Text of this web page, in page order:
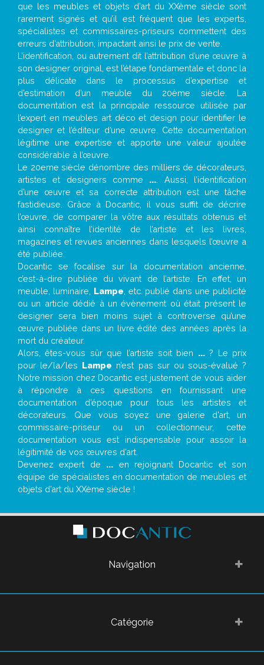
que les meubles et objets d’art du XXème siècle sont
rarement signés et qu’il est fréquent que les experts,
spécialistes et commissaires-priseurs commettent des
erreurs d’attribution, impactant ainsi le prix de vente.
L’identification, ou autrement dit l’attribution d’une œuvre à
son designer original, est l’étape fondamentale et donc la
plus délicate dans le processus d’expertise et
d’estimation d’un meuble du 20ème siècle. La
documentation est la principale ressource utilisée par
l’expert en meubles art déco et design pour identifier le
designer et l’éditeur d’une œuvre. Cette documentation
légitime une expertise et apporte une valeur ajoutée
considérable à l’œuvre.
Le 20eme siècle dénombre des milliers de décorateurs,
artistes et designers comme ... . Aussi, l’identification
d’une œuvre et sa correcte attribution est une tâche
fastidieuse. Grâce à Docantic, il vous suffit de décrire
l’œuvre, de comparer la vôtre aux résultats obtenus et
ainsi connaître l’identité de l’artiste et les livres,
magazines et revues anciennes dans lesquels l’œuvre a
été publiée.
Docantic se focalise sur la documentation ancienne,
c’est-à-dire publiée du vivant de l’artiste. En effet, un
meuble, luminaire, Lampe , etc. publié dans une publicité
ou un article dédié à un évènement où était présent le
designer sera bien moins sujet à controverse qu’une
œuvre publiée dans un livre édité des années après la
mort du créateur.
Alors, êtes-vous sûr que l’artiste soit bien ...? Le prix
pour le/la/les Lampe n’est pas sur ou sous-évalué ?
Notre mission chez Docantic est justement de vous aider
à répondre à ces questions en fournissant une
documentation d’époque pour tous les artistes et
décorateurs. Que vous soyez une galerie d’art, un
commissaire-priseur ou un collectionneur, cette
documentation vous est indispensable pour assoir la
légitimité de vos œuvres d’art.
Devenez expert de ... en rejoignant Docantic et son
équipe de spécialistes en documentation de meubles et
objets d’art du XXème siècle !
Navigation
Catégorie